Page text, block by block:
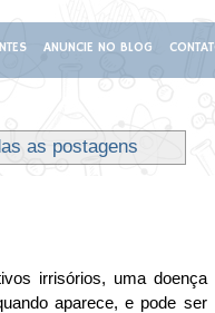
ANUNCIE NO BLOG
as postagens
irrisórios, uma doença
aparece, e pode ser